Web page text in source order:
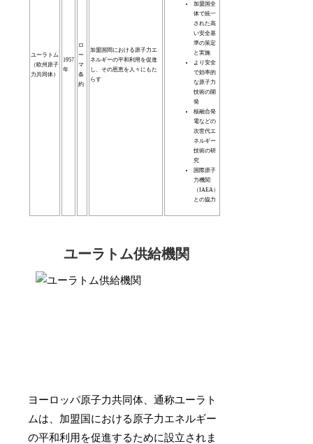
ユーラトム
（欧州原子
力共同体）
1957
年
ロ
ー
マ
条
約
加盟国間における原子力エ
ネルギーの平和利用を促進
し、その恩恵を人々にもた
らす
加盟国全
体で統一
された高
い安全基
準の策定
と実施
より安全
で効率的
な原子力
技術の開
発
核融合発
電などの
次世代エ
ネルギー
技術の研
究
国際原子
力機関
（IAEA）
との協力
ユーラトム供給機関
ヨーロッパ原子力共同体、通称ユーラト
ムは、加盟国における原子力エネルギー
の平和利用を促進するために設立されま